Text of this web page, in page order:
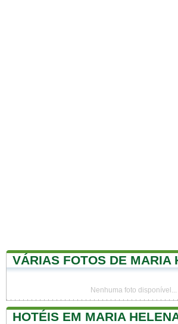
VÁRIAS FOTOS DE MARIA
Nenhuma foto disponível...
HOTÉIS EM MARIA